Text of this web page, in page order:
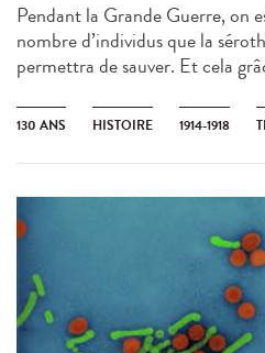
Pendant la Grande Guerre, on
nombre d’individus que la
permettra de sauver. Et cela
130 ANS HISTOIRE 1914-1918